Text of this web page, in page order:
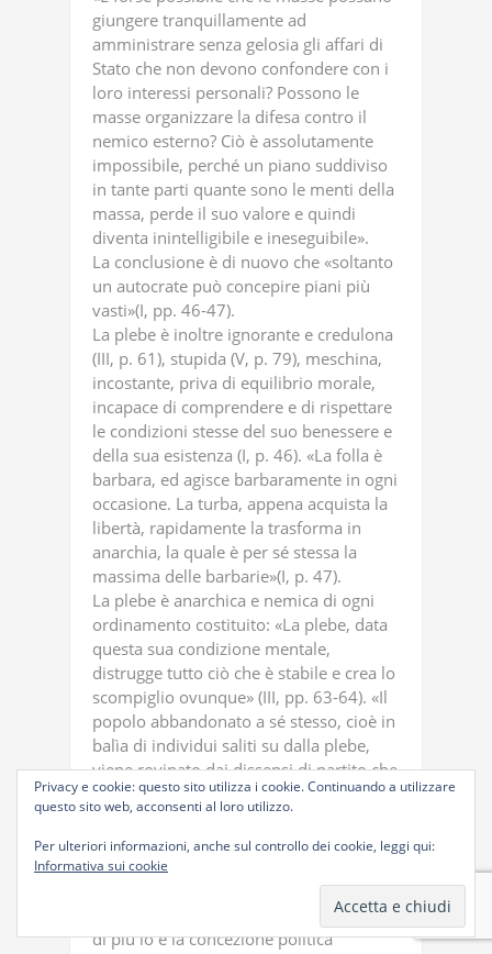
giungere tranquillamente ad
amministrare senza gelosia gli affari di
Stato che non devono confondere con i
loro interessi personali? Possono le
masse organizzare la difesa contro il
nemico esterno? Ciò è assolutamente
impossibile, perché un piano suddiviso
in tante parti quante sono le menti della
massa, perde il suo valore e quindi
diventa inintelligibile e ineseguibile».
La conclusione è di nuovo che «soltanto
un autocrate può concepire piani più
vasti»(I, pp. 46-47).
La plebe è inoltre ignorante e credulona
(III, p. 61), stupida (V, p. 79), meschina,
incostante, priva di equilibrio morale,
incapace di comprendere e di rispettare
le condizioni stesse del suo benessere e
della sua esistenza (I, p. 46). «La folla è
barbara, ed agisce barbaramente in ogni
occasione. La turba, appena acquista la
libertà, rapidamente la trasforma in
anarchia, la quale è per sé stessa la
massima delle barbarie»(I, p. 47).
La plebe è anarchica e nemica di ogni
ordinamento costituito: «La plebe, data
questa sua condizione mentale,
distrugge tutto ciò che è stabile e crea lo
scompiglio ovunque» (III, pp. 63-64). «Il
popolo abbandonato a sé stesso, cioè in
balìa di individui saliti su dalla plebe,
viene rovinato dai dissensi di partito che
hanno origine dall’avidità di potere e
dalla bramosia di onori, generatrici di
agitazioni e disordini»(I, p. 46).
Quest’aspetto esplicitamente didascalico
dei “Protocolli”, fino ad ora inesplorato,
è già di per sé sorprendente, ma ancora
di più lo è la concezione politica
Privacy e cookie: questo sito utilizza i cookie. Continuando a utilizzare
questo sito web, acconsenti al loro utilizzo.
Per ulteriori informazioni, anche sul controllo dei cookie, leggi qui:
Informativa sui cookie